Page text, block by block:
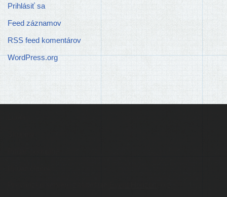
Prihlásiť sa
Feed záznamov
RSS feed komentárov
WordPress.org